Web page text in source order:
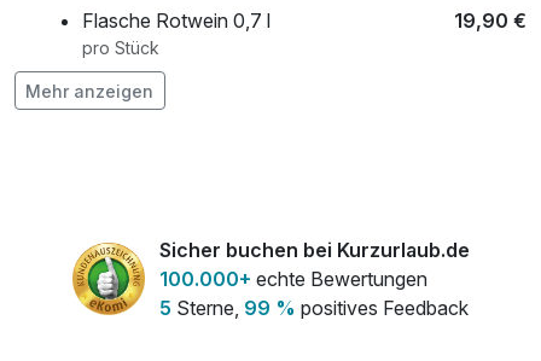
Flasche Rotwein 0,7 l 19,90 €
pro Stück
Flasche Secco Rosé 0,7 l
Flasche Weißwein 0,7 l 19,90 €
pro Stück
Late Check-out bis 13 Uhr 20,00 €
Mehr anzeigen
Sicher buchen bei Kurzurlaub.de
100.000+ echte Bewertungen
5 Sterne, 99 % positives Feedback